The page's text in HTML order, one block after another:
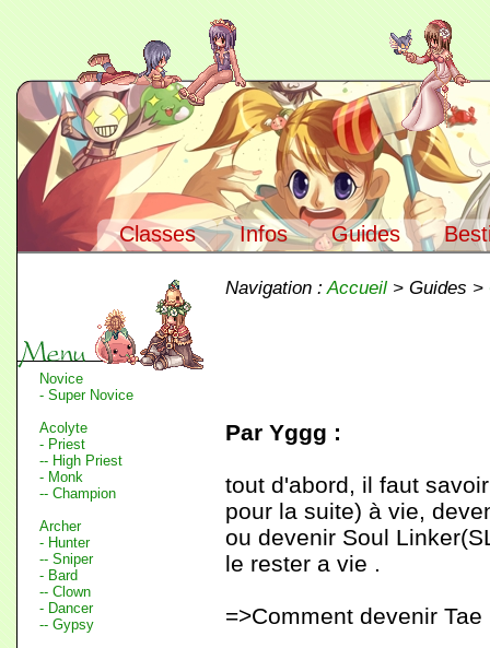
Classes Infos Guides
Novice
- Super Novice
Acolyte
- Priest
-- High Priest
- Monk
-- Champion
Archer
- Hunter
-- Sniper
- Bard
-- Clown
- Dancer
-- Gypsy
Navigation :Accueil > Guides >
Par Yggg :
tout d'abord, il faut
pour la suite) à vie,
ou devenir Soul
le rester a vie .
=>Comment devenir Tae